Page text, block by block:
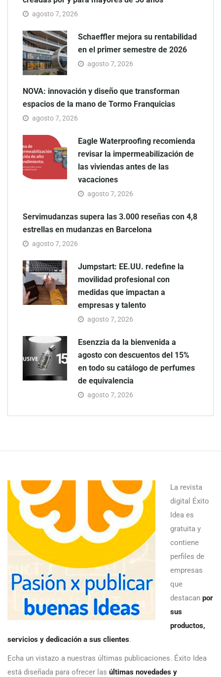
agosto 7, 2026
Schaeffler mejora su rentabilidad
en el primer semestre de 2026
agosto 7, 2026
NOVA: innovación y diseño que transforman
espacios de la mano de Tormo Franquicias
agosto 7, 2026
Eagle Waterproofing recomienda
revisar la impermeabilización de
las viviendas antes de las
vacaciones
agosto 7, 2026
Servimudanzas supera las 3.000 reseñas con 4,8
estrellas en mudanzas en Barcelona
agosto 7, 2026
Jumpstart: EE.UU. redefine la
movilidad profesional con
medidas que impactan a
empresas y talento
agosto 7, 2026
Esenzzia da la bienvenida a
agosto con descuentos del 15%
en todo su catálogo de perfumes
de equivalencia
agosto 7, 2026
La revista
digital Éxito
Idea es
gratuita y
contiene
perfiles de
empresas
que
destacan por
sus
productos,
servicios y dedicación a sus clientes.
Echa un vistazo a nuestras últimas publicaciones. Éxito Idea
está diseñada para ofrecer las últimas novedades y